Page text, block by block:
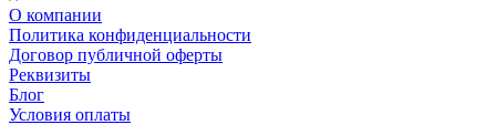
О компании
Политика конфиденциальности
Договор публичной оферты
Реквизиты
Блог
Условия оплаты